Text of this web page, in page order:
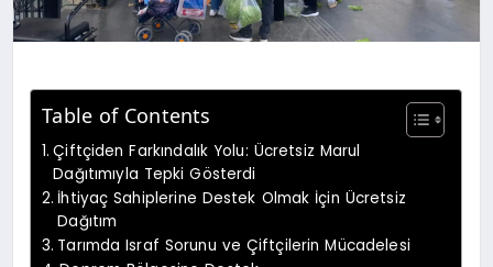
Table of Contents
Çiftçiden Farkındalık Yolu: Ücretsiz Marul
Dağıtımıyla Tepki Gösterdi
İhtiyaç Sahiplerine Destek Olmak İçin Ücretsiz
Dağıtım
Tarımda Israf Sorunu ve Çiftçilerin Mücadelesi